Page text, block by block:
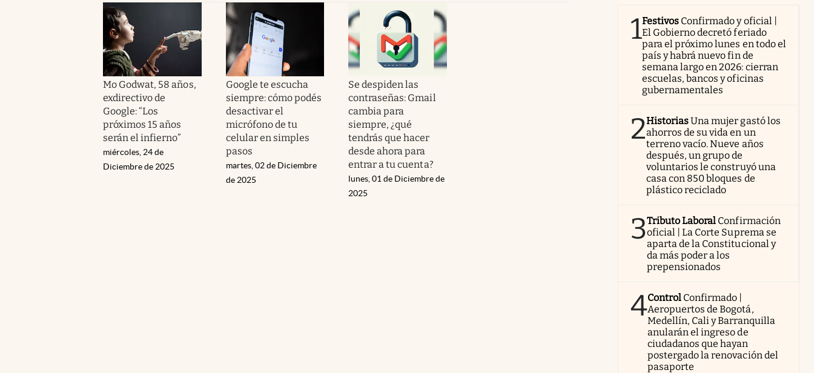
Mo Godwat, 58 años,
exdirectivo de
Google: “Los
próximos 15 años
serán el infierno”
miércoles, 24 de
Diciembre de 2025
Google te escucha
siempre: cómo podés
desactivar el
micrófono de tu
celular en simples
pasos
martes, 02 de Diciembre
de 2025
Se despiden las
contraseñas: Gmail
cambia para
siempre, ¿qué
tendrás que hacer
desde ahora para
entrar a tu cuenta?
lunes, 01 de Diciembre de
2025
1Festivos Confirmado y oficial |
El Gobierno decretó feriado
para el próximo lunes en todo el
país y habrá nuevo fin de
semana largo en 2026: cierran
escuelas, bancos y oficinas
gubernamentales
2HistoriasUna mujer gastó los
ahorros de su vida en un
terreno vacío. Nueve años
después, un grupo de
voluntarios le construyó una
casa con 850 bloques de
plástico reciclado
3Tributo Laboral Confirmación
oficial | La Corte Suprema se
aparta de la Constitucional y
da más poder a los
prepensionados
4Control Confirmado |
Aeropuertos de Bogotá,
Medellín, Cali y Barranquilla
anularán el ingreso de
ciudadanos que hayan
postergado la renovación del
pasaporte